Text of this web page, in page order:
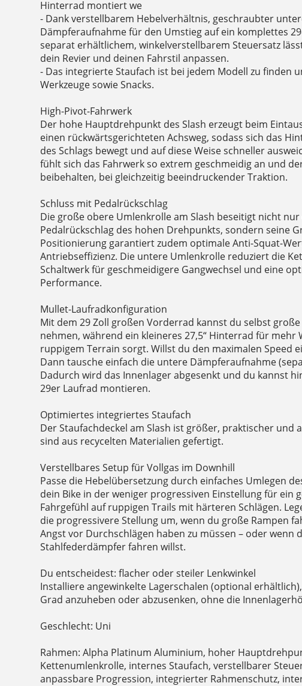
Hinterrad montiert we
- Dank verstellbarem Hebelverhältnis, geschraubter
Dämpferaufnahme für den Umstieg auf ein komplettes
separat erhältlichem, winkelverstellbarem Steuersatz
dein Revier und deinen Fahrstil anpassen.
- Das integrierte Staufach ist bei jedem Modell zu finden
Werkzeuge sowie Snacks.
High-Pivot-Fahrwerk
Der hohe Hauptdrehpunkt des Slash erzeugt beim
einen rückwärtsgerichteten Achsweg, sodass sich das
des Schlags bewegt und auf diese Weise schneller
fühlt sich das Fahrwerk so extrem geschmeidig an und
beibehalten, bei gleichzeitig beeindruckender Traktion.
Schluss mit Pedalrückschlag
Die große obere Umlenkrolle am Slash beseitigt nicht nur
Pedalrückschlag des hohen Drehpunkts, sondern seine
Positionierung garantiert zudem optimale Anti-Squat-
Antriebseffizienz. Die untere Umlenkrolle reduziert die
Schaltwerk für geschmeidigere Gangwechsel und eine
Performance.
Mullet-Laufradkonfiguration
Mit dem 29 Zoll großen Vorderrad kannst du selbst
nehmen, während ein kleineres 27,5“ Hinterrad für mehr
ruppigem Terrain sorgt. Willst du den maximalen Speed
Dann tausche einfach die untere Dämpferaufnahme
Dadurch wird das Innenlager abgesenkt und du kannst
29er Laufrad montieren.
Optimiertes integriertes Staufach
Der Staufachdeckel am Slash ist größer, praktischer und
sind aus recycelten Materialien gefertigt.
Verstellbares Setup für Vollgas im Downhill
Passe die Hebelübersetzung durch einfaches Umlegen
dein Bike in der weniger progressiven Einstellung für ein
Fahrgefühl auf ruppigen Trails mit härteren Schlägen.
die progressivere Stellung um, wenn du große Rampen
Angst vor Durchschlägen haben zu müssen – oder wenn
Stahlfederdämpfer fahren willst.
Du entscheidest: flacher oder steiler Lenkwinkel
Installiere angewinkelte Lagerschalen (optional
Grad anzuheben oder abzusenken, ohne die
Geschlecht: Uni
Rahmen: Alpha Platinum Aluminium, hoher
Kettenumlenkrolle, internes Staufach, verstellbarer
anpassbare Progression, integrierter Rahmenschutz,